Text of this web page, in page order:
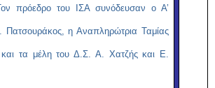
πρόεδρο του ΙΣΑ συνόδευσαν ο Α’
Πατσουράκος, η Αναπληρώτρια Ταμίας
τα μέλη του Δ.Σ. Α. Χατζής και Ε.